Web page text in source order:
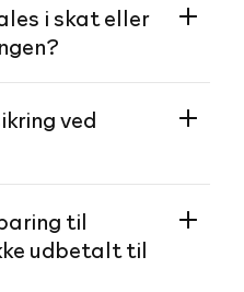
i skat eller
ved
til
udbetalt til